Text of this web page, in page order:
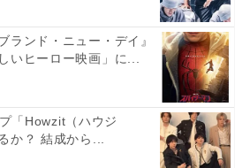
できるようになっている
年の『アベンジャーズ／エン
なるのでそちらもできれば事前
にもこのキャラクターはこの作
ランド・ニュー・デイ』
いヒーロー映画」に...
「Howzit（ハウジ
か？ 結成から...